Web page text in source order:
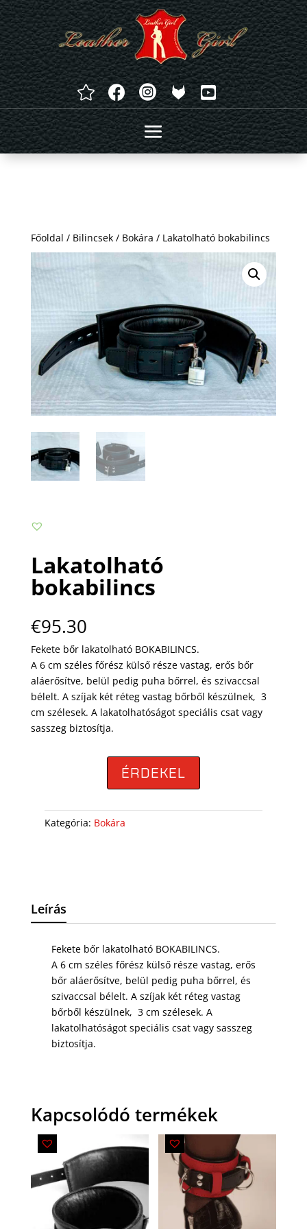
   
Főoldal / Bilincsek/ Bokára / Lakatolható bokabilincs
Lakatolható
bokabilincs
€95.30
Fekete bőr lakatolható BOKABILINCS.
A 6 cm széles főrész külső része vastag, erős bőr
aláerősítve, belül pedig puha bőrrel, és szivaccsal
bélelt. A szíjak két réteg vastag bőrből készülnek, 3
cm szélesek. A lakatolhatóságot speciális csat vagy
sasszeg biztosítja.
ÉRDEKEL
Kategória: Bokára
Leírás
Fekete bőr lakatolható BOKABILINCS.
A 6 cm széles főrész külső része vastag, erős
bőr aláerősítve, belül pedig puha bőrrel, és
szivaccsal bélelt. A szíjak két réteg vastag
bőrből készülnek, 3 cm szélesek. A
lakatolhatóságot speciális csat vagy sasszeg
biztosítja.
Kapcsolódó termékek